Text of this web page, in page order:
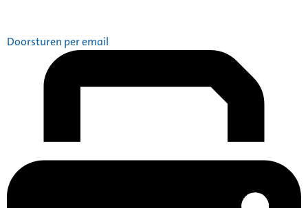
Doorsturen per email